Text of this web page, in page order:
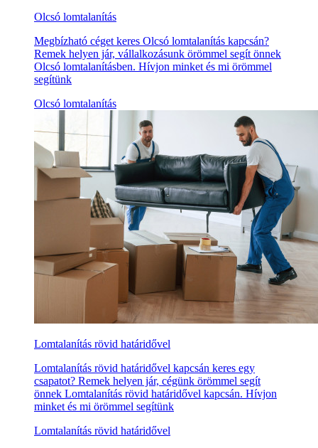
Olcsó lomtalanítás
Megbízható céget keres Olcsó lomtalanítás kapcsán?
Remek helyen jár, vállalkozásunk örömmel segít önnek
Olcsó lomtalanításben. Hívjon minket és mi örömmel
segítünk
Olcsó lomtalanítás
Lomtalanítás rövid határidővel
Lomtalanítás rövid határidővel kapcsán keres egy
csapatot? Remek helyen jár, cégünk örömmel segít
önnek Lomtalanítás rövid határidővel kapcsán. Hívjon
minket és mi örömmel segítünk
Lomtalanítás rövid határidővel